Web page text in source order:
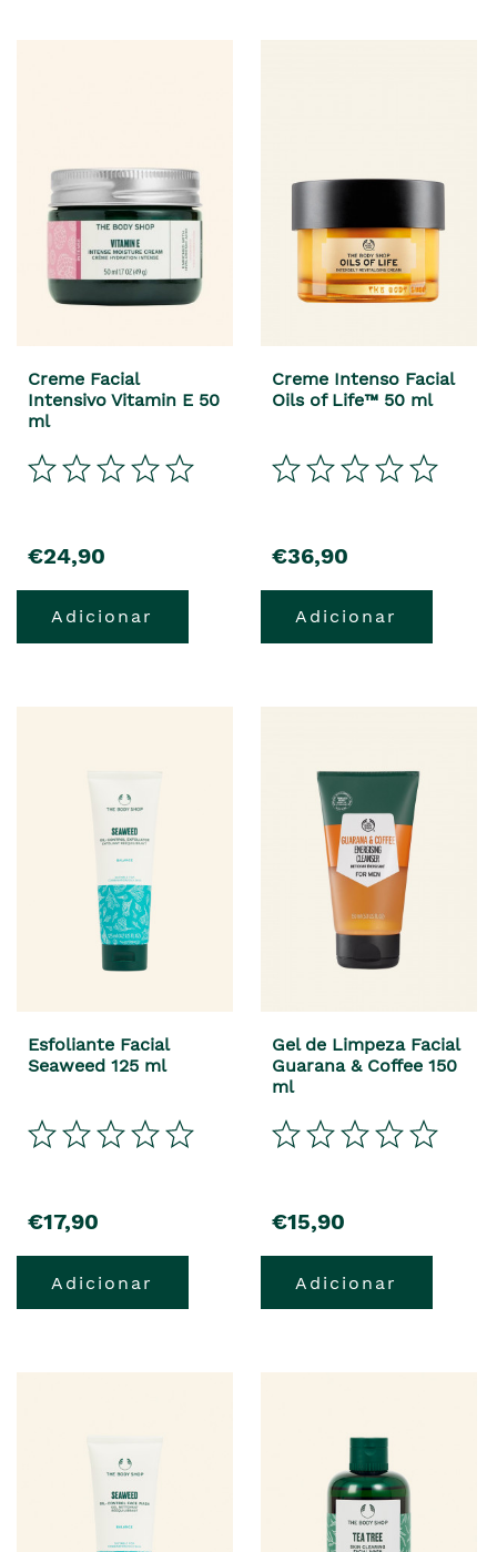
Creme Facial
Intensivo Vitamin E 50
ml
€24,90
Adicionar
Creme Intenso Facial
Oils of Life™ 50 ml
€36,90
Adicionar
Esfoliante Facial
Seaweed 125 ml
€17,90
Adicionar
Gel de Limpeza Facial
Guarana & Coffee 150
ml
€15,90
Adicionar